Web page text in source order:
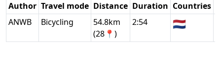
Author Travel mode Distance Duration Countries
ANWB
Bicycling
54.8km
(28📍)
2:54 🇳🇱